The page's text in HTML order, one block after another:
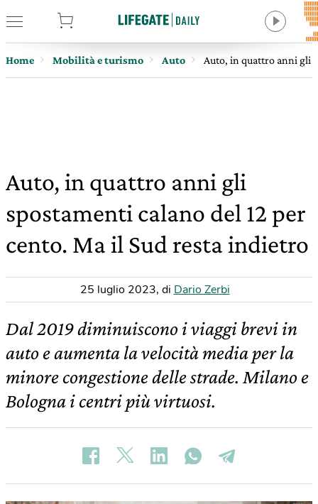
Home Mobilità e turismo Auto Auto, in quattro anni gli
Auto, in quattro anni gli
spostamenti calano del 12 per
cento. Ma il Sud resta indietro
25 luglio 2023, di Dario Zerbi
Dal 2019 diminuiscono i viaggi brevi in
auto e aumenta la velocità media per la
minore congestione delle strade. Milano e
Bologna i centri più virtuosi.